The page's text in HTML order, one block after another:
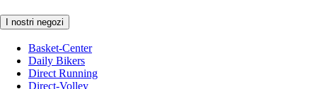
I nostri negozi
Basket-Center
Daily Bikers
Direct Running
Direct-Volley